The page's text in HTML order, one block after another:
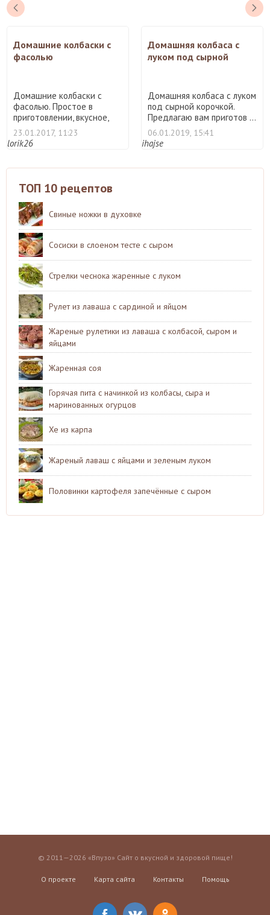
Домашние колбаски с
фасолью
Домашние колбаски с
фасолью. Простое в
приготовлении, вкусное,
сытно ...
23.01.2017, 11:23
lorik26
Домашняя колбаса с
луком под сырной
Домашняя колбаса с луком
под сырной корочкой.
Предлагаю вам приготов ...
06.01.2019, 15:41
ihajse
ТОП 10 рецептов
Свиные ножки в духовке
Сосиски в слоеном тесте с сыром
Стрелки чеснока жаренные с луком
Рулет из лаваша с сардиной и яйцом
Жареные рулетики из лаваша с колбасой, сыром и
яйцами
Жаренная соя
Горячая пита с начинкой из колбасы, сыра и
маринованных огурцов
Хе из карпа
Жареный лаваш с яйцами и зеленым луком
Половинки картофеля запечённые с сыром
© 2011—2026 «Впузо» Сайт о вкусной и здоровой пище!
О проекте Карта сайта Контакты Помощь